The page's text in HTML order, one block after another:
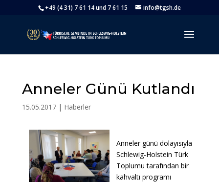
+49 (4 31) 7 61 14 und 7 61 15 info@tgsh.de
Anneler Günü Kutlandı
15.05.2017| Haberler
Anneler günü dolayısıyla
Schlewig-Holstein Türk
Toplumu tarafından bir
kahvaltı programı